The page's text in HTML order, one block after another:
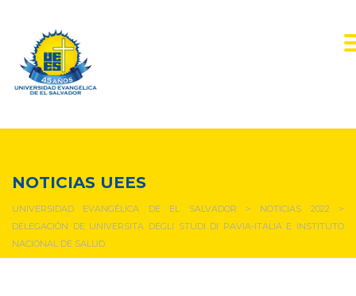
NOTICIAS UEES
UNIVERSIDAD EVANGÉLICA DE EL SALVADOR > NOTICIAS 2022>
DELEGACIÓN DE UNIVERSITA DEGLI STUDI DI PAVIA-ITALIA E INSTITUTO
NACIONAL DE SALUD.